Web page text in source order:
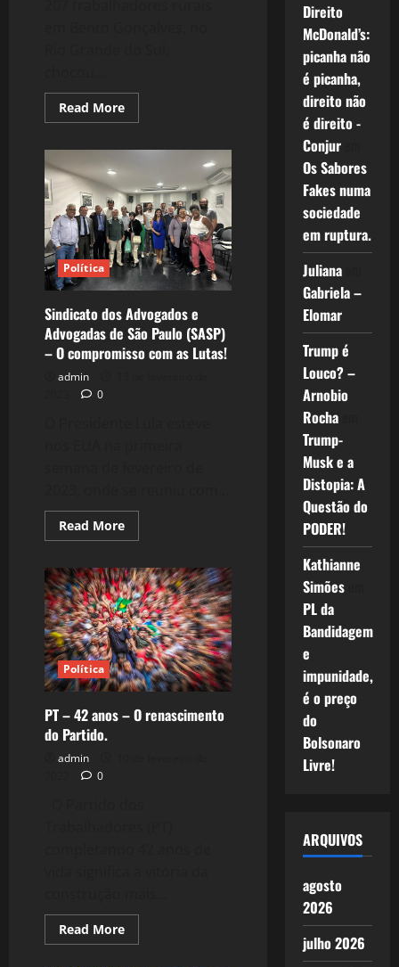
Read MoreRead
more
escravo,
racismo
estrutural
e
alternativa
do
modelo
do
MST
no
campo
Política
Sindicato dos Advogados e
Advogadas de São Paulo (SASP)
– O compromisso com as Lutas!
admin
0
Read MoreRead
more
dos
Advogados
e
Advogadas
de
São
Paulo
(SASP)
–
O
com
as
Política
PT – 42 anos – O renascimento
do Partido.
admin
0
Read MoreRead
more
Direito
McDonald’s:
picanha não
é picanha,
direito não
é direito -
Conjurem
Os Sabores
Fakes numa
sociedade
em ruptura.
Julianaem
Gabriela –
Elomar
Trump é
Louco? –
Arnobio
Rochaem
Trump-
Musk e a
Distopia: A
Questão do
PODER!
Kathianne
Simõesem
PL da
Bandidagem
e
impunidade,
é o preço
do
Bolsonaro
Livre!
ARQUIVOS
agosto
2026
julho 2026